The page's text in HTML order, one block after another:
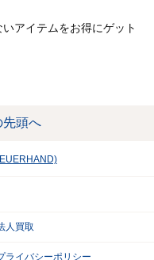
アイテムをお得にゲット
先頭へ
人買取
ライバシーポリシー